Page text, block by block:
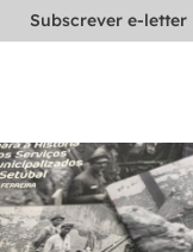
Subscrever e-letter